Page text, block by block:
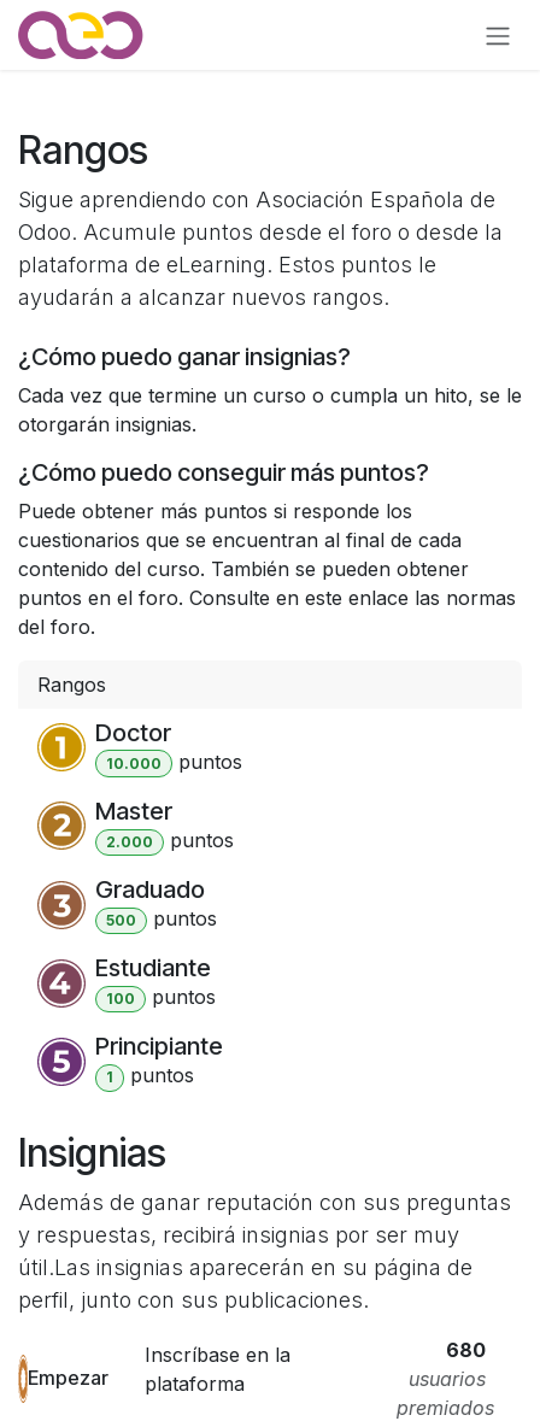
Ir al contenido
Rangos
Sigue aprendiendo con Asociación Española de
Odoo. Acumule puntos desde el foro o desde la
plataforma de eLearning. Estos puntos le
ayudarán a alcanzar nuevos rangos.
¿Cómo puedo ganar insignias?
Cada vez que termine un curso o cumpla un hito, se le
otorgarán insignias.
¿Cómo puedo conseguir más puntos?
Puede obtener más puntos si responde los
cuestionarios que se encuentran al final de cada
contenido del curso. También se pueden obtener
puntos en el foro. Consulte en este enlace las normas
del foro.
Rangos
Doctor
10.000 puntos
Master
2.000 puntos
Graduado
500 puntos
Estudiante
100 puntos
Principiante
1 puntos
Insignias
Además de ganar reputación con sus preguntas
y respuestas, recibirá insignias por ser muy
útil.Las insignias aparecerán en su página de
perfil, junto con sus publicaciones.
Empezar
Inscríbase en la
plataforma
680
usuarios
premiados